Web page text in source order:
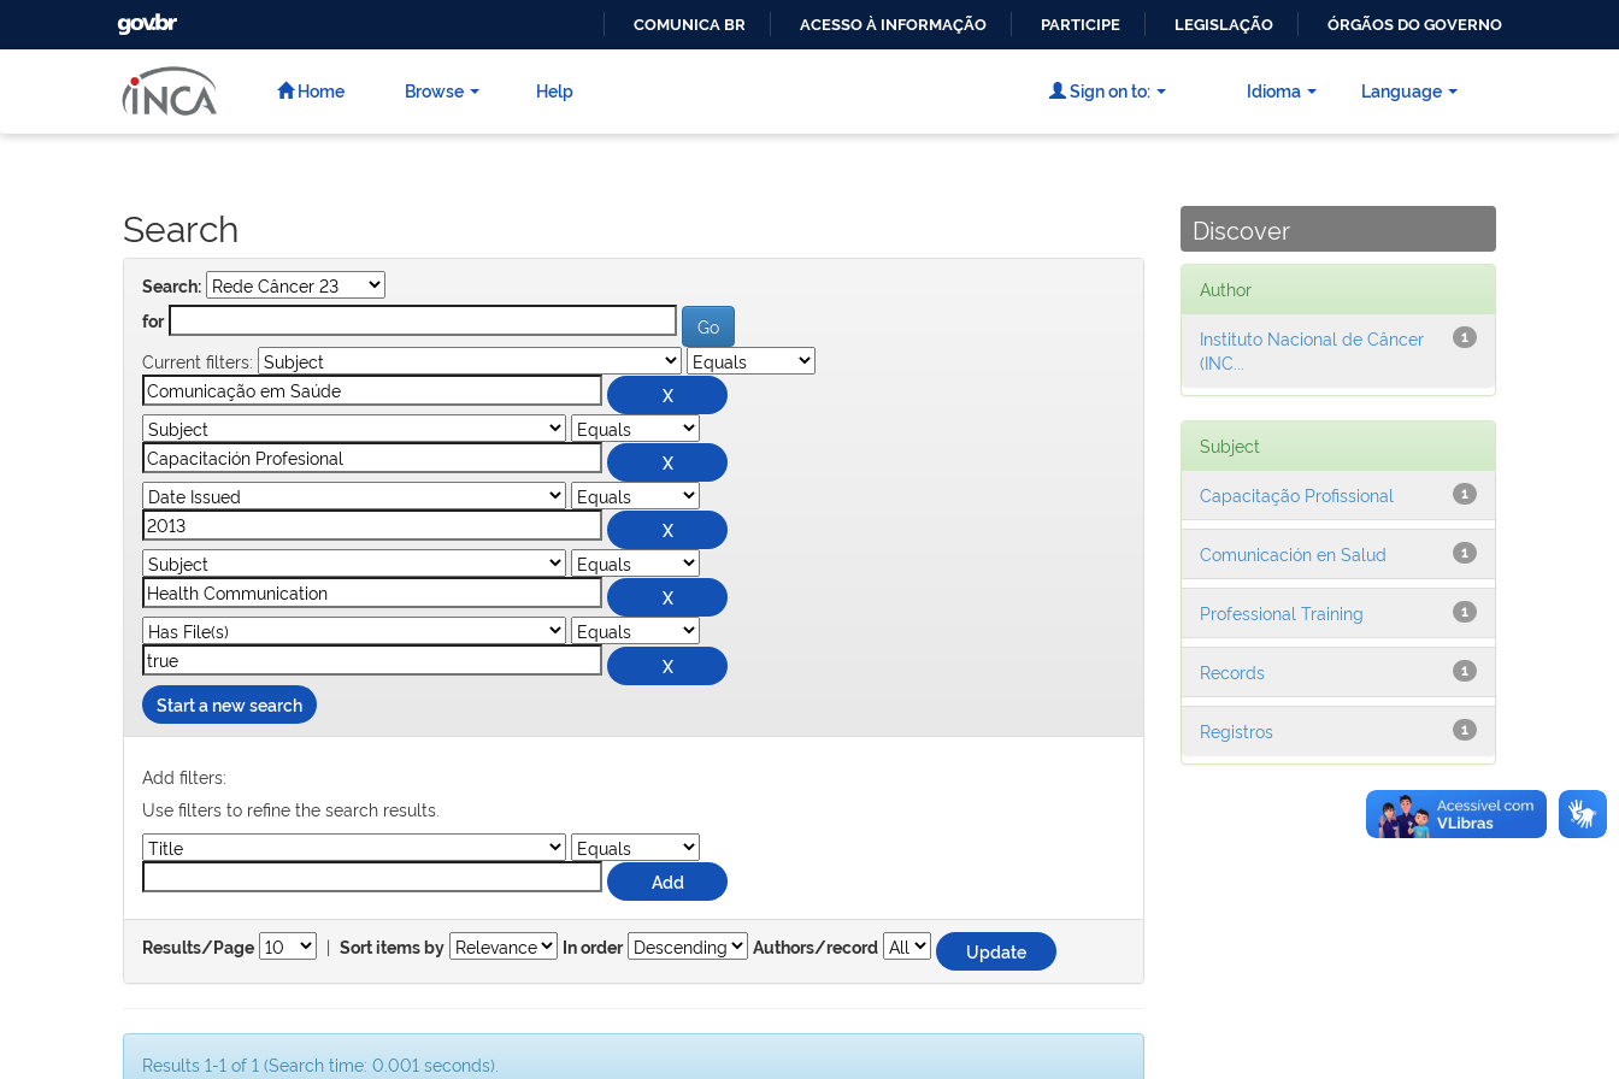
CONTEÚDO
GOVBR
COMUNICA BR ACESSO À INFORMAÇÃO PARTICIPE LEGISLAÇÃO ÓRGÃOS DO GOVERNO
Home Browse Help Language
Sign on to: Idioma
Search
Search:
for
Current filters:
Start a new search
Add filters:
Use filters to refine the search results.
Results/Page | Sort items by In order Authors/record
Results 1-1 of 1 (Search time: 0.001 seconds).
Discover
Author
1
Instituto Nacional de Câncer
(INC...
Subject
1
Capacitação Profissional
1
Comunicación en Salud
1
Professional Training
1
Records
1
Registros